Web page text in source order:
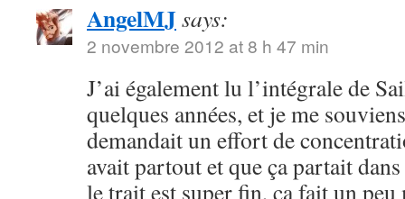
AngelMJsays:
2 novembre 2012 at 8 h 47 min
J’ai également lu l’intégrale de
quelques années, et je me
demandait un effort de
avait partout et que ça partait
le trait est super fin, ça fait un